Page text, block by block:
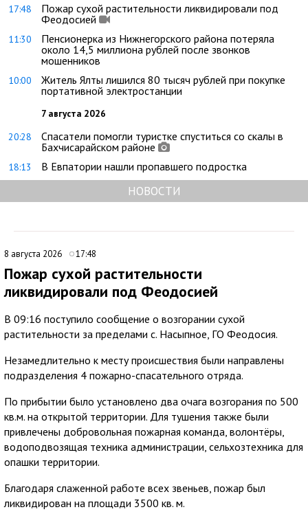
17:48
Пожар сухой растительности ликвидировали под
Феодосией
11:30
Пенсионерка из Нижнегорского района потеряла
около 14,5 миллиона рублей после звонков
мошенников
10:00
Житель Ялты лишился 80 тысяч рублей при покупке
портативной электростанции
7 августа 2026
20:28
Спасатели помогли туристке спуститься со скалы в
Бахчисарайском районе
18:13 В Евпатории нашли пропавшего подростка
НОВОСТИ
8 августа 2026 17:48
Пожар сухой растительности
ликвидировали под Феодосией
В 09:16 поступило сообщение о возгорании сухой
растительности за пределами с. Насыпное, ГО Феодосия.
Незамедлительно к месту происшествия были направлены
подразделения 4 пожарно-спасательного отряда.
По прибытии было установлено два очага возгорания по 500
кв.м. на открытой территории. Для тушения также были
привлечены добровольная пожарная команда, волонтёры,
водоподвозящая техника администрации, сельхозтехника для
опашки территории.
Благодаря слаженной работе всех звеньев, пожар был
ликвидирован на площади 3500 кв. м.